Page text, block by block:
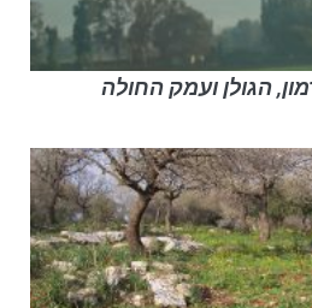
הגולן ועמק החולה